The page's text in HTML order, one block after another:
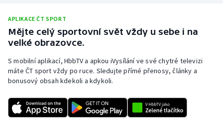
Rychlostní kanoistika
Short track
APLIKACE ČT SPORT
Mějte celý sportovní svět vždy u sebe i na
velké obrazovce.
S mobilní aplikací, HbbTV a apkou iVysílání ve své chytré televizi
máte ČT sport vždy po ruce. Sledujte přímé přenosy, články a
bonusový obsah kdekoli a kdykoli.